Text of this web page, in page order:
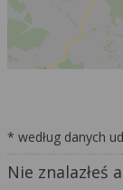
* według danych
Nie znalazłeś